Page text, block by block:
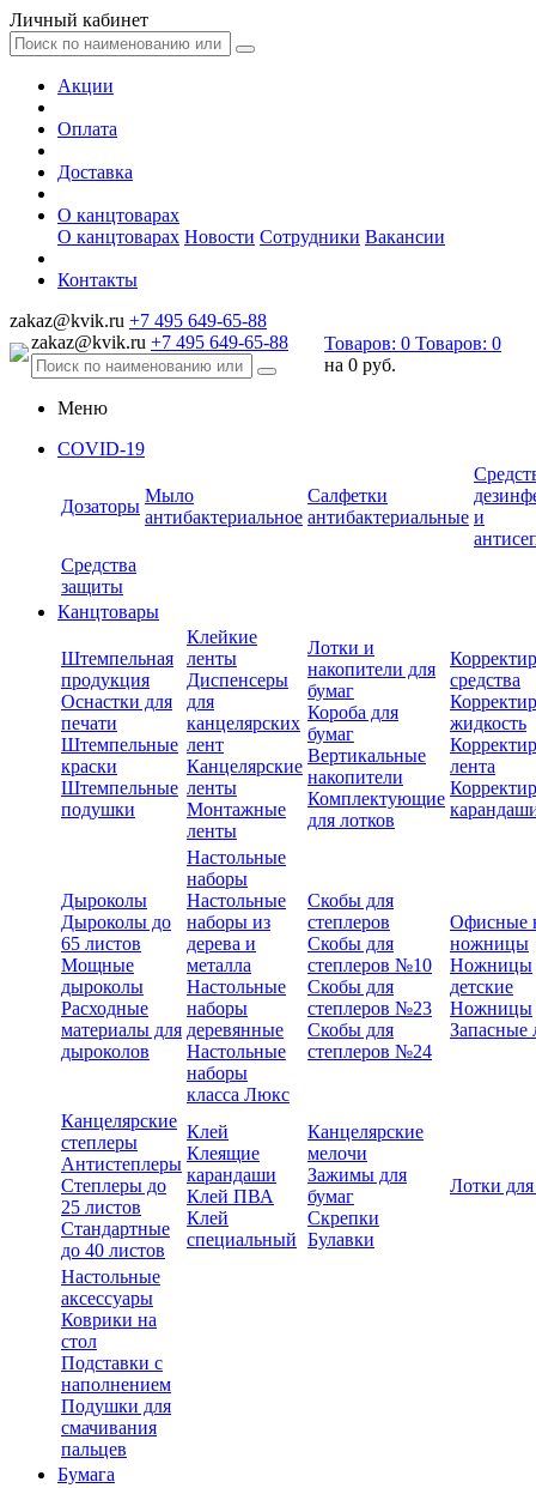
Личный кабинет
Акции
Оплата
Доставка
О канцтоварах
О канцтоварах Новости Сотрудники Вакансии
Контакты
zakaz@kvik.ru +7 495 649-65-88
zakaz@kvik.ru +7 495 649-65-88 Товаров: 0 Товаров: 0
на 0 руб.
Меню
COVID-19
Дозаторы
Мыло
антибактериальное
Салфетки
антибактериальные и
Средства
защиты
Канцтовары
Штемпельная
продукция
Оснастки для
печати
Штемпельные
краски
Штемпельные
подушки
Клейкие
ленты
Диспенсеры
для
канцелярских
лент
Канцелярские
ленты
Монтажные
ленты
Лотки и
накопители для
бумаг
Короба для
бумаг
Вертикальные
накопители
Комплектующие
для лотков
средства
жидкость
лента
Дыроколы
Дыроколы до
65 листов
Мощные
дыроколы
Расходные
материалы для
дыроколов
Настольные
наборы
Настольные
наборы из
дерева и
металла
Настольные
наборы
деревянные
Настольные
наборы
класса Люкс
Скобы для
степлеров
Скобы для
степлеров №10
Скобы для
степлеров №23
Скобы для
степлеров №24
Офисные
ножницы
Ножницы
детские
Ножницы
Запасные
Канцелярские
степлеры
Антистеплеры
Степлеры до
25 листов
Стандартные
до 40 листов
Клей
Клеящие
карандаши
Клей ПВА
Клей
специальный
Канцелярские
мелочи
Зажимы для
бумаг
Скрепки
Булавки
Лотки
Настольные
аксессуары
Коврики на
стол
Подставки с
наполнением
Подушки для
смачивания
пальцев
Бумага